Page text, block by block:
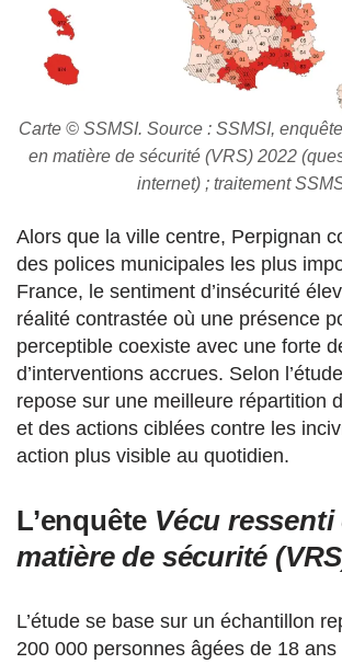
Carte © SSMSI. Source : SSMSI,
en matière de sécurité (VRS) 2022
internet) ; traitement
Alors que la ville centre, Perpignan
des polices municipales les plus
France, le sentiment d’insécurité
réalité contrastée où une présence
perceptible coexiste avec une forte
d’interventions accrues. Selon
repose sur une meilleure répartition
et des actions ciblées contre les
action plus visible au quotidien.
L’enquête Vécu ressenti
matière de sécurité
L’étude se base sur un échantillon
200 000 personnes âgées de 18 ans